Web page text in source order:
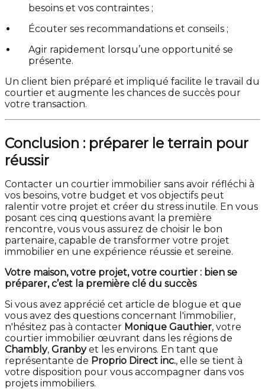
besoins et vos contraintes ;
Écouter ses recommandations et conseils ;
Agir rapidement lorsqu’une opportunité se
présente.
Un client bien préparé et impliqué facilite le travail du
courtier et augmente les chances de succès pour
votre transaction.
Conclusion : préparer le terrain pour
réussir
Contacter un courtier immobilier sans avoir réfléchi à
vos besoins, votre budget et vos objectifs peut
ralentir votre projet et créer du stress inutile. En vous
posant ces cinq questions avant la première
rencontre, vous vous assurez de choisir le bon
partenaire, capable de transformer votre projet
immobilier en une expérience réussie et sereine.
Votre maison, votre projet, votre courtier : bien se
préparer, c’est la première clé du succès
Si vous avez apprécié cet article de blogue et que
vous avez des questions concernant l'immobilier,
n'hésitez pas à contacter Monique Gauthier, votre
courtier immobilier œuvrant dans les régions de
Chambly, Granbyet les environs. En tant que
représentante de Proprio Direct inc., elle se tient à
votre disposition pour vous accompagner dans vos
projets immobiliers.